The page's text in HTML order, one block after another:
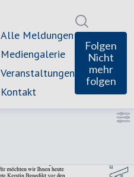
Alle Meldungen
Mediengalerie
Veranstaltungen
Kontakt
Folgen
Nicht
mehr
folgen